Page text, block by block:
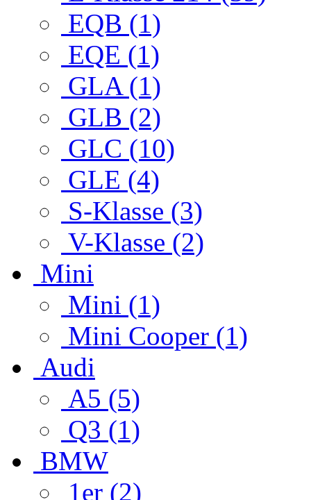
EQB (1)
EQE (1)
GLA (1)
GLB (2)
GLC (10)
GLE (4)
S-Klasse (3)
V-Klasse (2)
Mini
Mini (1)
Mini Cooper (1)
Audi
A5 (5)
Q3 (1)
BMW
1er (2)